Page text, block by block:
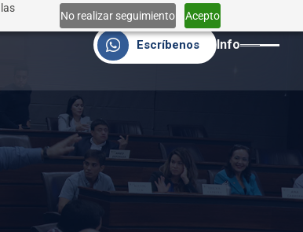
No realizar seguimiento Acepto
Escríbenos Info